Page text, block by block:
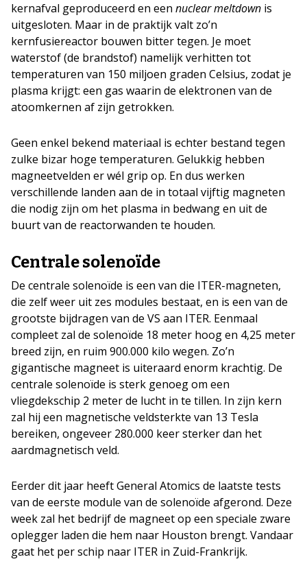
kernafval geproduceerd en een nuclear meltdown is
uitgesloten. Maar in de praktijk valt zo’n
kernfusiereactor bouwen bitter tegen. Je moet
waterstof (de brandstof) namelijk verhitten tot
temperaturen van 150 miljoen graden Celsius, zodat je
plasma krijgt: een gas waarin de elektronen van de
atoomkernen af zijn getrokken.
Geen enkel bekend materiaal is echter bestand tegen
zulke bizar hoge temperaturen. Gelukkig hebben
magneetvelden er wél grip op. En dus werken
verschillende landen aan de in totaal vijftig magneten
die nodig zijn om het plasma in bedwang en uit de
buurt van de reactorwanden te houden.
Centrale solenoïde
De centrale solenoïde is een van die ITER-magneten,
die zelf weer uit zes modules bestaat, en is een van de
grootste bijdragen van de VS aan ITER. Eenmaal
compleet zal de solenoïde 18 meter hoog en 4,25 meter
breed zijn, en ruim 900.000 kilo wegen. Zo’n
gigantische magneet is uiteraard enorm krachtig. De
centrale solenoïde is sterk genoeg om een
vliegdekschip 2 meter de lucht in te tillen. In zijn kern
zal hij een magnetische veldsterkte van 13 Tesla
bereiken, ongeveer 280.000 keer sterker dan het
aardmagnetisch veld.
Eerder dit jaar heeft General Atomics de laatste tests
van de eerste module van de solenoïde afgerond. Deze
week zal het bedrijf de magneet op een speciale zware
oplegger laden die hem naar Houston brengt. Vandaar
gaat het per schip naar ITER in Zuid-Frankrijk.